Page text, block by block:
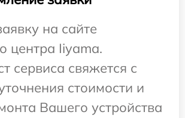
на сайте
центра Iiyama.
сервиса свяжется с
стоимости и
Вашего устройства